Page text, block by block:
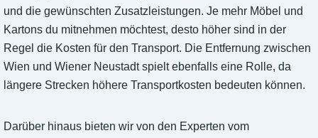
und die gewünschten Zusatzleistungen. Je mehr Möbel und
Kartons du mitnehmen möchtest, desto höher sind in der
Regel die Kosten für den Transport. Die Entfernung zwischen
Wien und Wiener Neustadt spielt ebenfalls eine Rolle, da
längere Strecken höhere Transportkosten bedeuten können.
Darüber hinaus bieten wir von den Experten vom